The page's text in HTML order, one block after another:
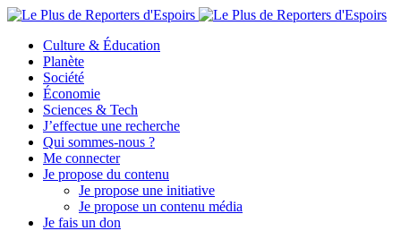
Culture & Éducation
Planète
Société
Économie
Sciences & Tech
J’effectue une recherche
Qui sommes-nous ?
Me connecter
Je propose du contenu
Je propose une initiative
Je propose un contenu média
Je fais un don